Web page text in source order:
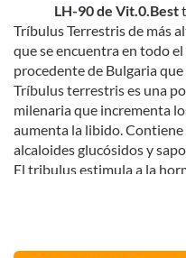
LH-90 de Vit.0.Best
Tríbulus Terrestris de más
que se encuentra en todo
procedente de Bulgaria
Tríbulus terrestris es una
milenaria que incrementa
aumenta la libido.
alcaloides glucósidos y
El tribulus estimula a la
aumentando la
cuerpo. La testosterona
varios papeles esenciales
construcción del músculo e